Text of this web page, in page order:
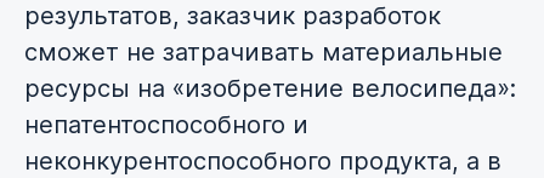
результатов, заказчик разработок
сможет не затрачивать материальные
ресурсы на «изобретение велосипеда»:
непатентоспособного и
неконкурентоспособного продукта, а в